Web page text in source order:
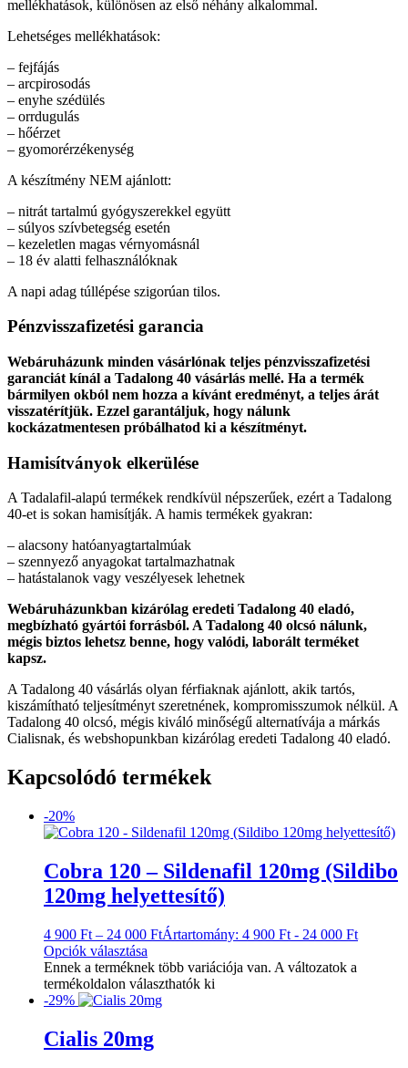
mellékhatások, különösen az első néhány alkalommal.
Lehetséges mellékhatások:
– fejfájás
– arcpirosodás
– enyhe szédülés
– orrdugulás
– hőérzet
– gyomorérzékenység
A készítmény NEM ajánlott:
– nitrát tartalmú gyógyszerekkel együtt
– súlyos szívbetegség esetén
– kezeletlen magas vérnyomásnál
– 18 év alatti felhasználóknak
A napi adag túllépése szigorúan tilos.
Pénzvisszafizetési garancia
Webáruházunk minden vásárlónak teljes pénzvisszafizetési
garanciát kínál a Tadalong 40 vásárlás mellé. Ha a termék
bármilyen okból nem hozza a kívánt eredményt, a teljes árát
visszatérítjük. Ezzel garantáljuk, hogy nálunk
kockázatmentesen próbálhatod ki a készítményt.
Hamisítványok elkerülése
A Tadalafil-alapú termékek rendkívül népszerűek, ezért a Tadalong
40-et is sokan hamisítják. A hamis termékek gyakran:
– alacsony hatóanyagtartalmúak
– szennyező anyagokat tartalmazhatnak
– hatástalanok vagy veszélyesek lehetnek
Webáruházunkban kizárólag eredeti Tadalong 40 eladó,
megbízható gyártói forrásból. A Tadalong 40 olcsó nálunk,
mégis biztos lehetsz benne, hogy valódi, laborált terméket
kapsz.
A Tadalong 40 vásárlás olyan férfiaknak ajánlott, akik tartós,
kiszámítható teljesítményt szeretnének, kompromisszumok nélkül. A
Tadalong 40 olcsó, mégis kiváló minőségű alternatívája a márkás
Cialisnak, és webshopunkban kizárólag eredeti Tadalong 40 eladó.
Kapcsolódó termékek
-20%
Cobra 120 – Sildenafil 120mg (Sildibo
120mg helyettesítő)
4 900 Ft – 24 000 FtÁrtartomány: 4 900 Ft - 24 000 Ft
Opciók választása
Ennek a terméknek több variációja van. A változatok a
termékoldalon választhatók ki
-29%
Cialis 20mg